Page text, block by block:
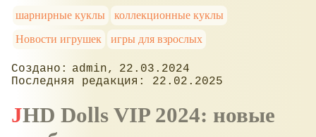
шарнирные куклы
коллекционные куклы
Новости игрушек
игры для взрослых
admin
22.03.2024
22.02.2025
JHD Dolls VIP 2024: новые